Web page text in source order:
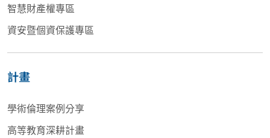
智慧財產權專區
資安暨個資保護專區
計畫
學術倫理案例分享
高等教育深耕計畫